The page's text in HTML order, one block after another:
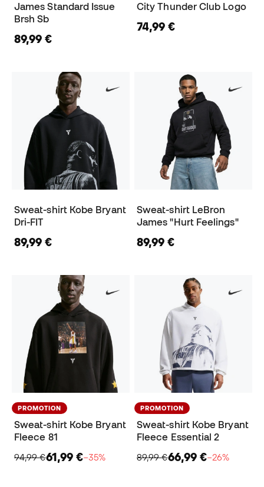
James Standard Issue
Brsh Sb
89,99 €
City Thunder Club Logo
74,99 €
Sweat-shirt Kobe Bryant
Dri-FIT
89,99 €
Sweat-shirt LeBron
James "Hurt Feelings"
89,99 €
PROMOTION
Sweat-shirt Kobe Bryant
Fleece 81
94,99 €61,99 €−35%
PROMOTION
Sweat-shirt Kobe Bryant
Fleece Essential 2
89,99 €66,99 €−26%